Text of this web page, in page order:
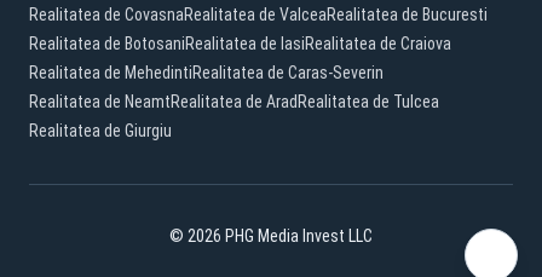
Realitatea de CovasnaRealitatea de ValceaRealitatea de Bucuresti
Realitatea de BotosaniRealitatea de IasiRealitatea de Craiova
Realitatea de MehedintiRealitatea de Caras-Severin
Realitatea de NeamtRealitatea de Arad Realitatea de Tulcea
Realitatea de Giurgiu
© 2026 PHG Media Invest LLC